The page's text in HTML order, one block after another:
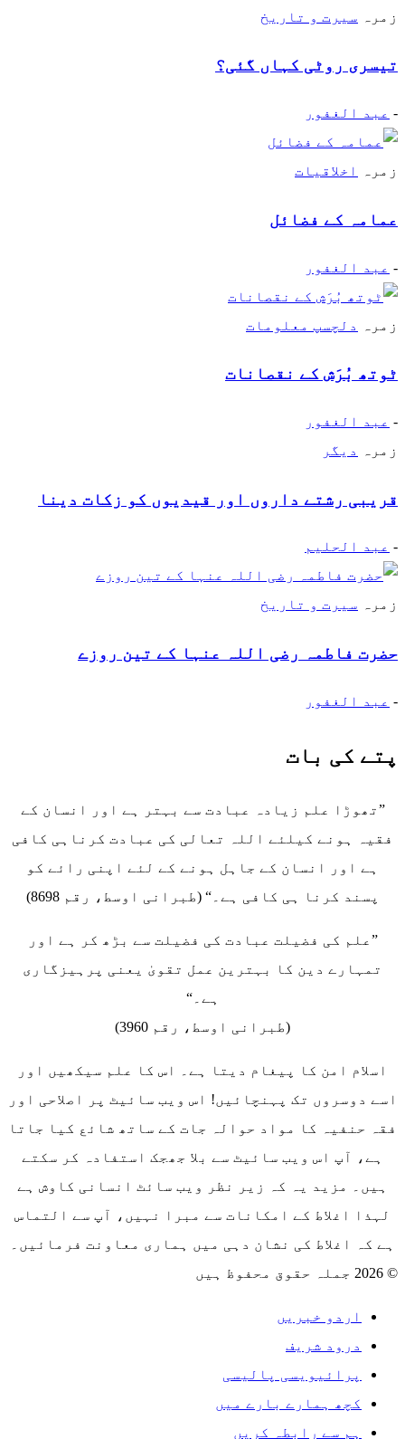
زمرہ سیرت و تاریخ
تیسری روٹی کہاں گئی؟
- عبد الغفور
زمرہ اخلاقیات
عمامہ کے فضائل
- عبد الغفور
زمرہ دلچسپ معلومات
ٹوتھ بُرَش کے نقصانات
- عبد الغفور
زمرہ
دیگر
قریبی رشتے داروں اور قیدیوں کو زکات دینا
- عبد الحلیم
زمرہ سیرت و تاریخ
حضرت فاطمہ رضی اللہ عنہا کے تین روزے
- عبد الغفور
پتے کی بات
”تھوڑا علم زیادہ عبادت سے بہتر ہے اور انسان کے
فقیہ ہونے کیلئے اللہ تعالی کی عبادت کرناہی کافی
ہے اور انسان کے جاہل ہونے کے لئے اپنی رائے کو
پسند کرنا ہی کافی ہے۔“ (طبرانی اوسط، رقم 8698)
”علم کی فضیلت عبادت کی فضیلت سے بڑھ کر ہے اور
تمہارے دین کا بہترین عمل تقویٰ یعنی پرہیزگاری
ہے۔“
(طبرانی اوسط، رقم 3960)
اسلام امن کا پیغام دیتا ہے۔ اس کا علم سیکھیں اور
اسے دوسروں تک پہنچائیں! اس ویب سائیٹ پر اصلاحی اور
فقہ حنفیہ کا مواد حوالہ جات کے ساتھ شائع کیا جاتا
ہے، آپ اس ویب سائیٹ سے بلا جھجک استفادہ کر سکتے
ہیں۔ مزید یہ کہ زیر نظر ویب سائٹ انسانی کاوش ہے
لہذا اغلاط کے امکانات سے مبرا نہیں، آپ سے التماس
ہے کہ اغلاط کی نشان دہی میں ہماری معاونت فرمائیں۔
© 2026 جملہ حقوق محفوظ ہیں
اردو خبریں
درود شریف
پرائیویسی پالیسی
کچھ ہمارے بارے میں
ہم سے رابطہ کریں